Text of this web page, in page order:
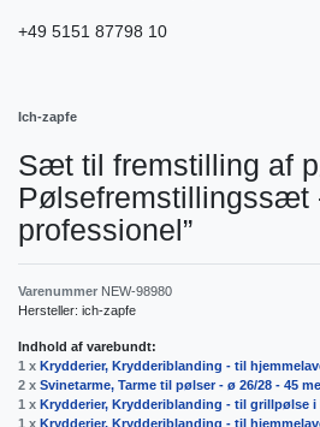
+49 5151 87798 10
Ich-zapfe
Sæt til fremstilling af
Pølsefremstillingssæt
professionel”
Varenummer NEW-98980
Hersteller: ich-zapfe
Indhold af varebundt:
1 x Krydderier, Krydderiblanding - til
2 x Svinetarme, Tarme til pølser - ø 26/28 - 45
1 x Krydderier, Krydderiblanding - til grillpølse i
1 x Krydderier, Krydderiblanding - til